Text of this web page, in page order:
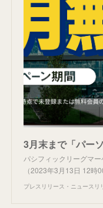
パシフィックリーグマ
（2023年3月13日 12時
プレスリリース・ニュース